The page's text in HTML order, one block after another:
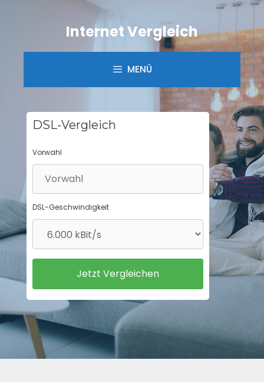
Internet Vergleich
MENÜ
DSL-Vergleich
Vorwahl
DSL-Geschwindigkeit